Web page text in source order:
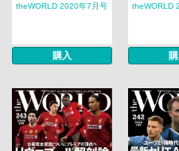
theWORLD 2020年7月号
購入
theWORLD